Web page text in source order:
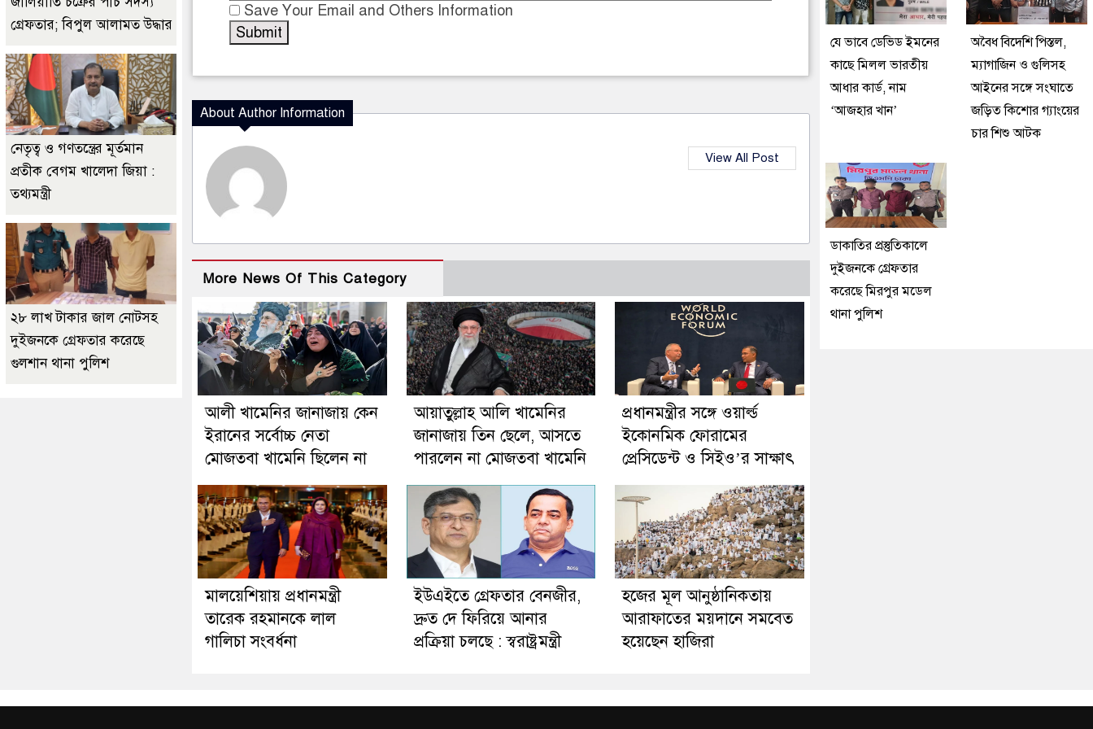
Save Your Email and Others Information
About Author Information
View All Post
More News Of This Category
আলী খামেনির জানাজায় কেন
ইরানের সর্বোচ্চ নেতা
মোজতবা খামেনি ছিলেন না
আয়াতুল্লাহ আলি খামেনির
জানাজায় তিন ছেলে, আসতে
পারলেন না মোজতবা খামেনি
প্রধানমন্ত্রীর সঙ্গে ওয়ার্ল্ড
ইকোনমিক ফোরামের
প্রেসিডেন্ট ও সিইও’র সাক্ষাৎ
মালয়েশিয়ায় প্রধানমন্ত্রী
তারেক রহমানকে লাল
গালিচা সংবর্ধনা
ইউএইতে গ্রেফতার বেনজীর,
দ্রুত দে ফিরিয়ে আনার
প্রক্রিয়া চলছে : স্বরাষ্ট্রমন্ত্রী
হজের মূল আনুষ্ঠানিকতায়
আরাফাতের ময়দানে সমবেত
হয়েছেন হাজিরা
গ্রেফতার; বিপুল আলামত উদ্ধার
নেতৃত্ব ও গণতন্ত্রের মূর্তমান
প্রতীক বেগম খালেদা জিয়া :
তথ্যমন্ত্রী
২৮ লাখ টাকার জাল নোটসহ
দুইজনকে গ্রেফতার করেছে
গুলশান থানা পুলিশ
যে ভাবে ডেভিড ইমনের
কাছে মিলল ভারতীয়
আধার কার্ড, নাম
‘আজহার খান’
অবৈধ বিদেশি পিস্তল,
ম্যাগাজিন ও গুলিসহ
আইনের সঙ্গে সংঘাতে
জড়িত কিশোর গ্যাংয়ের
চার শিশু আটক
ডাকাতির প্রস্তুতিকালে
দুইজনকে গ্রেফতার
করেছে মিরপুর মডেল
থানা পুলিশ